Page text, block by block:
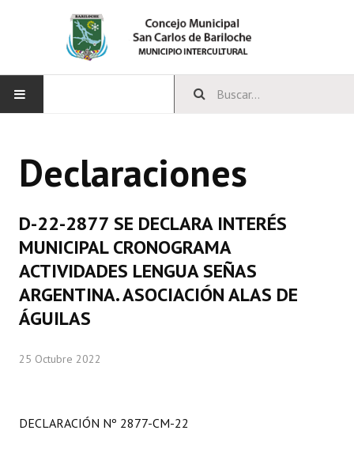
CONCEJO
Integrantes del Concejo
Comisiones Permanentes
Comisiones Especiales
Declaraciones
D-22-2877 SE DECLARA INTERÉS
MUNICIPAL CRONOGRAMA
ACTIVIDADES LENGUA SEÑAS
ARGENTINA. ASOCIACIÓN ALAS DE
ÁGUILAS
25 Octubre 2022
DECLARACIÓN Nº 2877-CM-22